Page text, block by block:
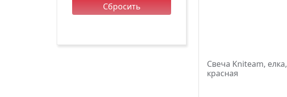
Сбросить
Свеча Kniteam, елка,
красная